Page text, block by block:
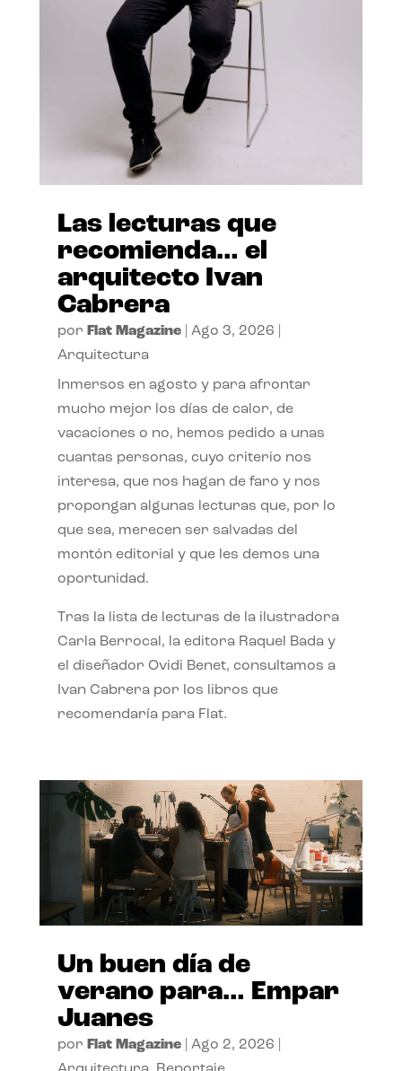
Las lecturas que
recomienda… el
arquitecto Ivan
Cabrera
por Flat Magazine| Ago 3, 2026
Arquitectura
Inmersos en agosto y para afrontar
mucho mejor los días de calor, de
vacaciones o no, hemos pedido a unas
cuantas personas, cuyo criterio nos
interesa, que nos hagan de faro y nos
propongan algunas lecturas que, por lo
que sea, merecen ser salvadas del
montón editorial y que les demos una
oportunidad.
Tras la lista de lecturas de la ilustradora
Carla Berrocal, la editora Raquel Bada y
el diseñador Ovidi Benet, consultamos a
Ivan Cabrera por los libros que
recomendaría para Flat.
Un buen día de
verano para… Empar
Juanes
por Flat Magazine| Ago 2, 2026